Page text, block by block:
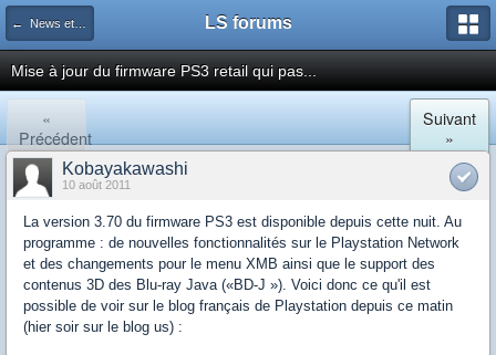
← News et actualités postées sur LS LS forums
Mise à jour du firmware PS3 retail qui pas...
«
Précédent
Suivant
»
Kobayakawashi
10 août 2011
La version 3.70 du firmware PS3 est disponible depuis cette nuit. Au
programme : de nouvelles fonctionnalités sur le Playstation Network
et des changements pour le menu XMB ainsi que le support des
contenus 3D des Blu-ray Java («BD-J »). Voici donc ce qu'il est
possible de voir sur le blog français de Playstation depuis ce matin
(hier soir sur le blog us) :